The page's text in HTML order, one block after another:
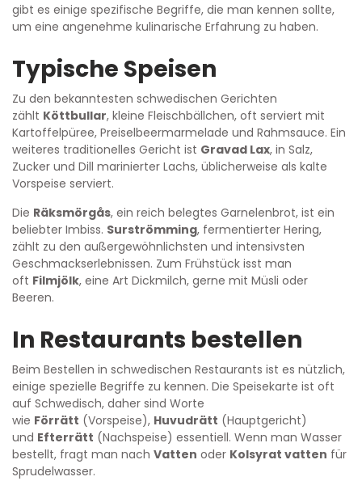
gibt es einige spezifische Begriffe, die man kennen sollte,
um eine angenehme kulinarische Erfahrung zu haben.
Typische Speisen
Zu den bekanntesten schwedischen Gerichten
zählt Köttbullar, kleine Fleischbällchen, oft serviert mit
Kartoffelpüree, Preiselbeermarmelade und Rahmsauce. Ein
weiteres traditionelles Gericht ist Gravad Lax, in Salz,
Zucker und Dill marinierter Lachs, üblicherweise als kalte
Vorspeise serviert.
Die Räksmörgås, ein reich belegtes Garnelenbrot, ist ein
beliebter Imbiss. Surströmming, fermentierter Hering,
zählt zu den außergewöhnlichsten und intensivsten
Geschmackserlebnissen. Zum Frühstück isst man
oft Filmjölk, eine Art Dickmilch, gerne mit Müsli oder
Beeren.
In Restaurants bestellen
Beim Bestellen in schwedischen Restaurants ist es nützlich,
einige spezielle Begriffe zu kennen. Die Speisekarte ist oft
auf Schwedisch, daher sind Worte
wie Förrätt (Vorspeise), Huvudrätt (Hauptgericht)
und Efterrätt (Nachspeise) essentiell. Wenn man Wasser
bestellt, fragt man nach Vatten oder Kolsyrat vatten für
Sprudelwasser.